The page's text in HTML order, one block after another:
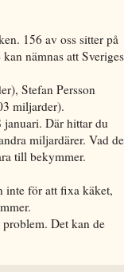
156 av oss sitter på
nämnas att Sveriges
Stefan Persson
miljarder).
Där hittar du
miljardärer. Vad de
till bekymmer.
inte för att fixa käket,
Det kan de